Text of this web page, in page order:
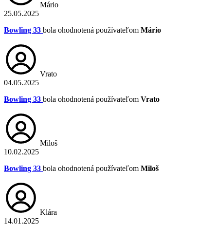
Mário
25.05.2025
Bowling 33 bola ohodnotená používateľom Mário
Vrato
04.05.2025
Bowling 33 bola ohodnotená používateľom Vrato
Miloš
10.02.2025
Bowling 33 bola ohodnotená používateľom Miloš
Klára
14.01.2025